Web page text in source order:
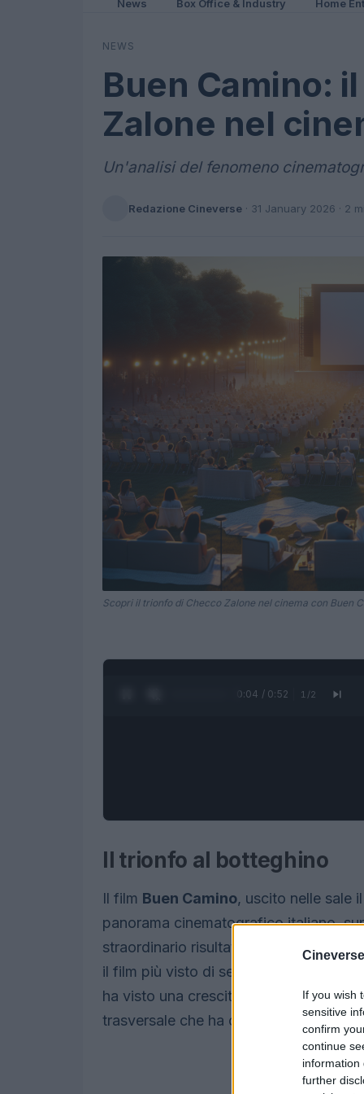
If you wish
sensitive
confirm
continue
information
further
News Box Office & Industry Home
NEWS
Buen Camino:
Zalone nel
Un'analisi del fenomeno
Redazione Cineverse · 31 January 2026 · 2
Scopri il trionfo di Checco Zalone nel cinema con Buen
0:05 / 0:52 1 /2
Il trionfo al botteghino
Il film Buen Camino, uscito nelle sale
panorama cinematografico italiano,
straordinario risultato non solo lo
il film più visto di sempre nel nostro
ha visto una crescita costante nel
trasversale che ha coinvolto diverse